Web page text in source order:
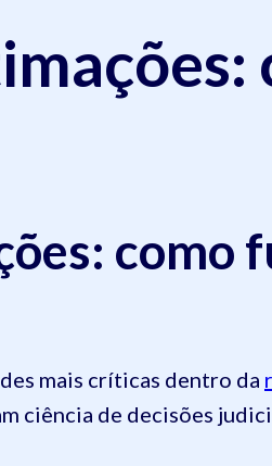
como
mais críticas dentro da
ciência de decisões